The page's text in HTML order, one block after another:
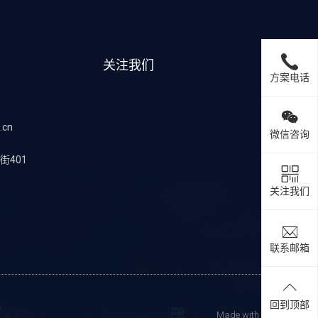
方案电话
微信咨询
关注我们
联系邮箱
回到顶部
401
关注我们
Made with